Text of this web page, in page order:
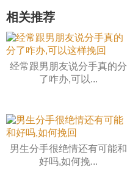
相关推荐
经常跟男朋友说分手真的分
了咋办,可以...
男生分手很绝情还有可能和
好吗,如何挽...